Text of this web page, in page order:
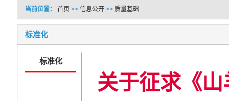
当前位置： 首页 >> 信息公开>> 质量基础
标准化
标准化
关于征求《